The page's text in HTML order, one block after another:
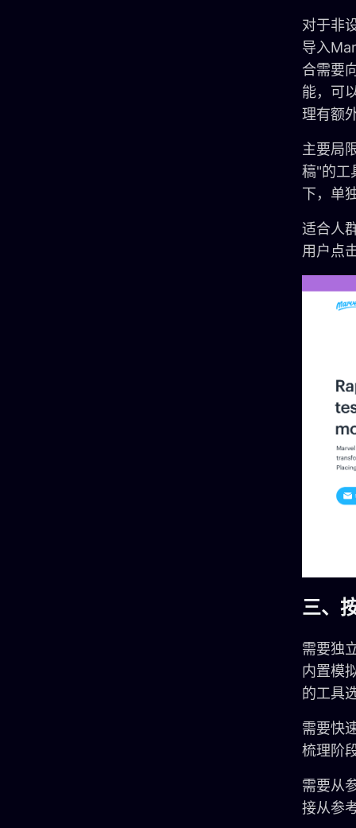
对于非
导入
合需要
能，可
理有额
主要局
稿"的工
下，单
适合人
用户点
三、
需要独
内置模
的工具
需要快
梳理阶
需要从
接从参